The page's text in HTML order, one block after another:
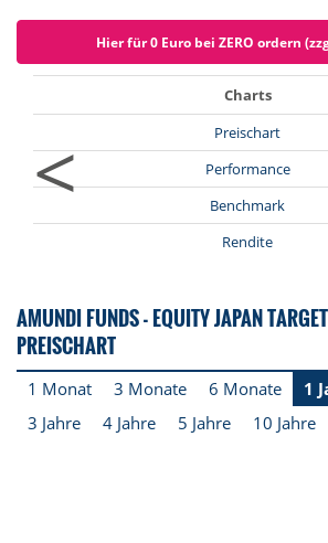
Hier für 0 Euro bei ZERO ordern
<
Charts
Preischart
Performance
Benchmark
Rendite
AMUNDI FUNDS - EQUITY JAPAN
PREISCHART
1 Monat 3 Monate 6 Monate 1
3 Jahre
4 Jahre 5 Jahre 10 Jahre